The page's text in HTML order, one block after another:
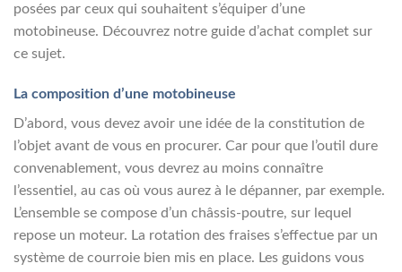
posées par ceux qui souhaitent s’équiper d’une
motobineuse. Découvrez notre guide d’achat complet sur
ce sujet.
La composition d’une motobineuse
D’abord, vous devez avoir une idée de la constitution de
l’objet avant de vous en procurer. Car pour que l’outil dure
convenablement, vous devrez au moins connaître
l’essentiel, au cas où vous aurez à le dépanner, par exemple.
L’ensemble se compose d’un châssis-poutre, sur lequel
repose un moteur. La rotation des fraises s’effectue par un
système de courroie bien mis en place. Les guidons vous